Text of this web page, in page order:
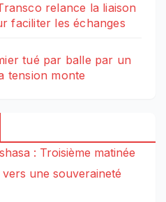
relance la liaison
faciliter les échanges
tué par balle par un
tension monte
: Troisième matinée
une souveraineté